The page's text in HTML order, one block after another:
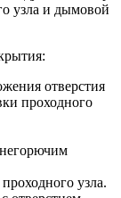
узла и дымовой
отверстия
проходного
узла.